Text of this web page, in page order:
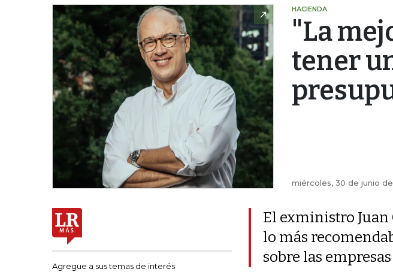
HACIENDA
"La
tener
miércoles, 30 de junio de
Agregue a sus temas de interés
El exministro Juan
lo más
sobre las empresas